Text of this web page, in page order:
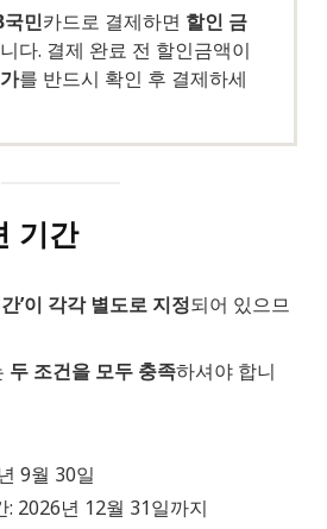
국민카드로 결제하면 할인 금
다. 결제 완료 전 할인금액이
를 반드시 확인 후 결제하세
기간
’이 각각 별도로 지정되어 있으므
두 조건을 모두 충족하셔야 합니
9월 30일
: 2026년 12월 31일까지